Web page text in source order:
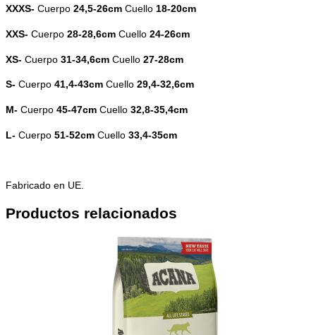
XXXS- Cuerpo 24,5-26cm Cuello 18-20cm
XXS- Cuerpo 28-28,6cm Cuello 24-26cm
XS- Cuerpo 31-34,6cm Cuello 27-28cm
S- Cuerpo 41,4-43cm Cuello 29,4-32,6cm
M- Cuerpo 45-47cm Cuello 32,8-35,4cm
L- Cuerpo 51-52cm Cuello 33,4-35cm
Fabricado en UE.
Productos relacionados